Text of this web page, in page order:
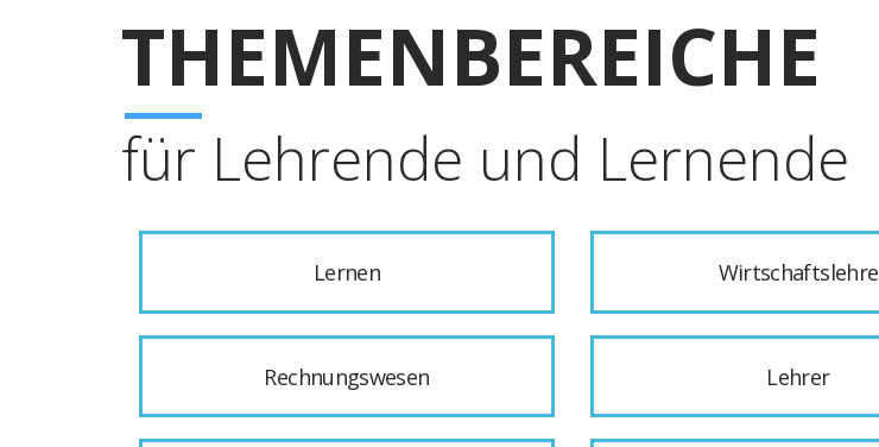
THEMENBEREICHE
für Lehrende und Lernende
Lernen Wirtschaftslehre
Rechnungswesen Lehrer